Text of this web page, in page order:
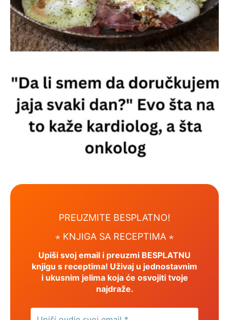
PREUZMITE BESPLATNO!
⋆ KNJIGA SA RECEPTIMA ⋆
Upiši svoj email i preuzmi BESPLATNU
knjigu s receptima! Uživaj u jednostavnim
i ukusnim jelima koja će osvojiti tvoje
najdraže.